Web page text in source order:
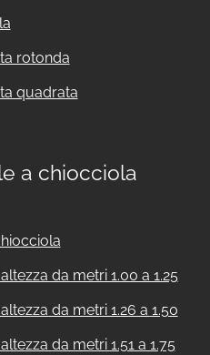
rotonda
quadrata
a chiocciola
da metri 1.00 a 1.25
da metri 1.26 a 1.50
da metri 1.51 a 1.75